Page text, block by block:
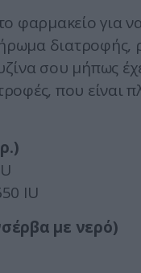
φαρμακείο για
διατροφής,
σου μήπως
που είναι
IU
με νερό)